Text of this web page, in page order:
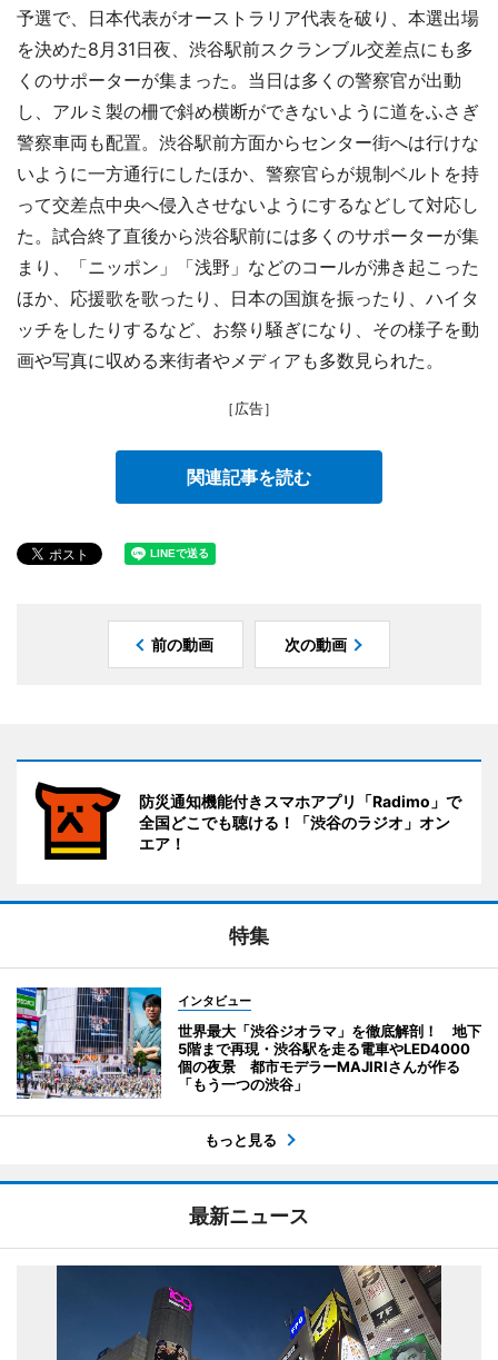
予選で、日本代表がオーストラリア代表を破り、本選出場
を決めた8月31日夜、渋谷駅前スクランブル交差点にも多
くのサポーターが集まった。当日は多くの警察官が出動
し、アルミ製の柵で斜め横断ができないように道をふさぎ
警察車両も配置。渋谷駅前方面からセンター街へは行けな
いように一方通行にしたほか、警察官らが規制ベルトを持
って交差点中央へ侵入させないようにするなどして対応し
た。試合終了直後から渋谷駅前には多くのサポーターが集
まり、「ニッポン」「浅野」などのコールが沸き起こった
ほか、応援歌を歌ったり、日本の国旗を振ったり、ハイタ
ッチをしたりするなど、お祭り騒ぎになり、その様子を動
画や写真に収める来街者やメディアも多数見られた。
［広告］
関連記事を読む
前の動画 次の動画
防災通知機能付きスマホアプリ「Radimo」で
全国どこでも聴ける！「渋谷のラジオ」オン
エア！
特集
インタビュー
世界最大「渋谷ジオラマ」を徹底解剖！ 地下
5階まで再現・渋谷駅を走る電車やLED4000
個の夜景 都市モデラーMAJIRIさんが作る
「もう一つの渋谷」
もっと見る
最新ニュース